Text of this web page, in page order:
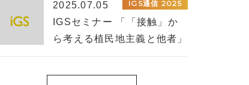
2025.07.05 IGS通信 2025
IGSセミナー 「「接触」か
ら考える植民地主義と他者」